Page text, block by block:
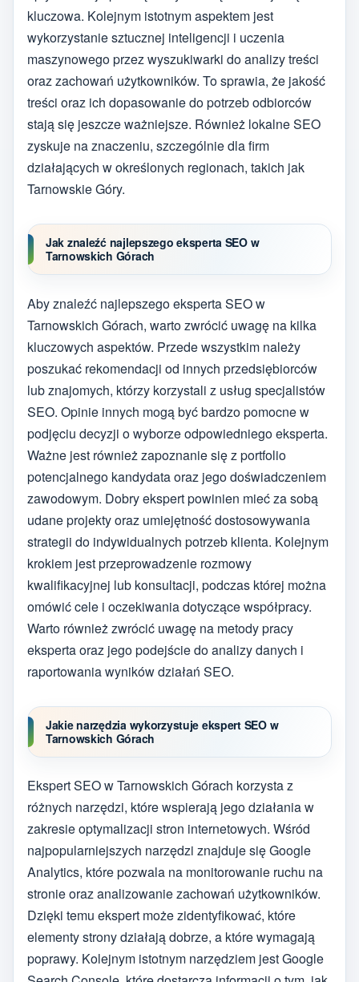
kluczowa. Kolejnym istotnym aspektem jest
wykorzystanie sztucznej inteligencji i uczenia
maszynowego przez wyszukiwarki do analizy treści
oraz zachowań użytkowników. To sprawia, że jakość
treści oraz ich dopasowanie do potrzeb odbiorców
stają się jeszcze ważniejsze. Również lokalne SEO
zyskuje na znaczeniu, szczególnie dla firm
działających w określonych regionach, takich jak
Tarnowskie Góry.
Jak znaleźć najlepszego eksperta SEO w
Tarnowskich Górach
Aby znaleźć najlepszego eksperta SEO w
Tarnowskich Górach, warto zwrócić uwagę na kilka
kluczowych aspektów. Przede wszystkim należy
poszukać rekomendacji od innych przedsiębiorców
lub znajomych, którzy korzystali z usług specjalistów
SEO. Opinie innych mogą być bardzo pomocne w
podjęciu decyzji o wyborze odpowiedniego eksperta.
Ważne jest również zapoznanie się z portfolio
potencjalnego kandydata oraz jego doświadczeniem
zawodowym. Dobry ekspert powinien mieć za sobą
udane projekty oraz umiejętność dostosowywania
strategii do indywidualnych potrzeb klienta. Kolejnym
krokiem jest przeprowadzenie rozmowy
kwalifikacyjnej lub konsultacji, podczas której można
omówić cele i oczekiwania dotyczące współpracy.
Warto również zwrócić uwagę na metody pracy
eksperta oraz jego podejście do analizy danych i
raportowania wyników działań SEO.
Jakie narzędzia wykorzystuje ekspert SEO w
Tarnowskich Górach
Ekspert SEO w Tarnowskich Górach korzysta z
różnych narzędzi, które wspierają jego działania w
zakresie optymalizacji stron internetowych. Wśród
najpopularniejszych narzędzi znajduje się Google
Analytics, które pozwala na monitorowanie ruchu na
stronie oraz analizowanie zachowań użytkowników.
Dzięki temu ekspert może zidentyfikować, które
elementy strony działają dobrze, a które wymagają
poprawy. Kolejnym istotnym narzędziem jest Google